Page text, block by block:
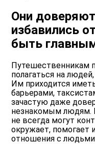
Они
избавились
быть
Путешественникам
полагаться на
Им приходится
барьерами,
зачастую даже
незнакомым людям.
не всегда могут
окружает,
отношения с